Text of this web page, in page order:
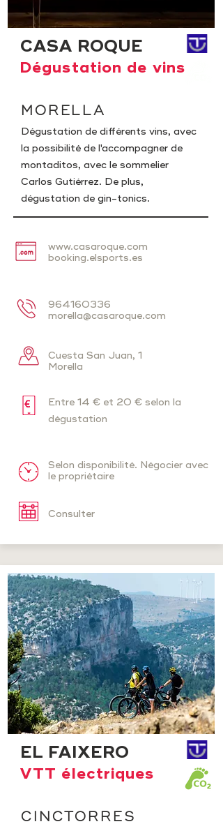
CASA ROQUE
Dégustation de vins
MORELLA
Dégustation de différents vins, avec
la possibilité de l'accompagner de
montaditos, avec le sommelier
Carlos Gutiérrez. De plus,
dégustation de gin-tonics.
www.casaroque.com
booking.elsports.es
964160336
morella@casaroque.com
Cuesta San Juan, 1
Morella
Entre 14 € et 20 € selon la
dégustation
Selon disponibilité. Négocier avec
le propriétaire
Consulter
EL FAIXERO
VTT électriques
CINCTORRES